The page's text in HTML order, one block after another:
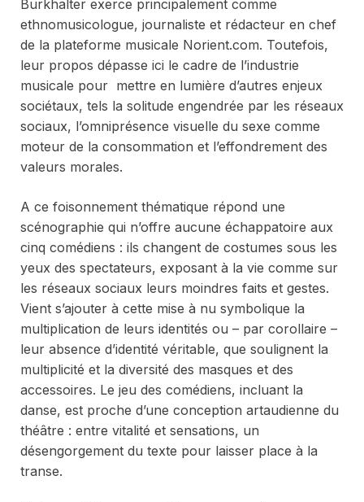
Burkhalter exerce principalement comme
ethnomusicologue, journaliste et rédacteur en chef
de la plateforme musicale Norient.com. Toutefois,
leur propos dépasse ici le cadre de l’industrie
musicale pour mettre en lumière d’autres enjeux
sociétaux, tels la solitude engendrée par les réseaux
sociaux, l’omniprésence visuelle du sexe comme
moteur de la consommation et l’effondrement des
valeurs morales.
A ce foisonnement thématique répond une
scénographie qui n’offre aucune échappatoire aux
cinq comédiens : ils changent de costumes sous les
yeux des spectateurs, exposant à la vie comme sur
les réseaux sociaux leurs moindres faits et gestes.
Vient s’ajouter à cette mise à nu symbolique la
multiplication de leurs identités ou – par corollaire –
leur absence d’identité véritable, que soulignent la
multiplicité et la diversité des masques et des
accessoires. Le jeu des comédiens, incluant la
danse, est proche d’une conception artaudienne du
théâtre : entre vitalité et sensations, un
désengorgement du texte pour laisser place à la
transe.